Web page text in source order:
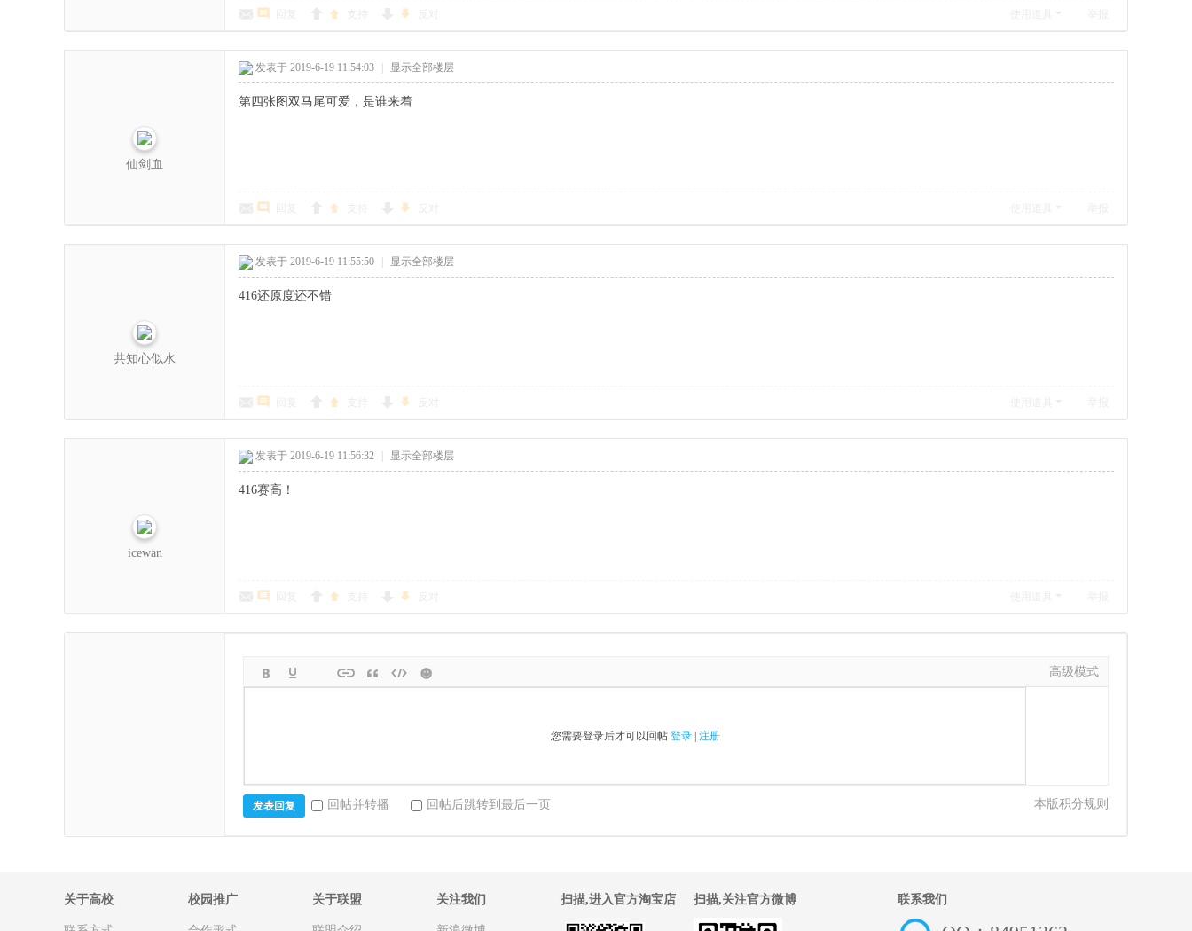
仙剑血
发表于 2019-6-19 11:54:03 显示全部楼层
第四张图双马尾可爱，是谁来着
共知心似水
发表于 2019-6-19 11:55:50 显示全部楼层
416还原度还不错
icewan
发表于 2019-6-19 11:56:32 显示全部楼层
416赛高！
高级模式
您需要登录后才可以回帖 登录| 注册
本版积分规则
发表回复 回帖并转播 回帖后跳转到最后一页
关于高校 校园推广 关于联盟 关注我们 扫描,进入官方淘宝店 扫描,关注官方微博 联系我们